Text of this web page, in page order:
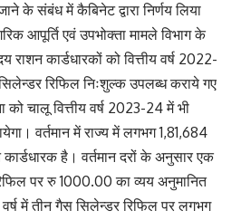
के संबंध में कैबिनेट द्वारा निर्णय लिया
आपूर्ति एवं उपभोक्ता मामले विभाग के
राशन कार्डधारकों को वित्तीय वर्ष 2022-
रिफिल निःशुल्क उपलब्ध कराये गए
चालू वित्तीय वर्ष 2023-24 में भी
वर्तमान में राज्य में लगभग 1,81,684
कार्डधारक है। वर्तमान दरों के अनुसार एक
पर रु 1000.00 का व्यय अनुमानित
में तीन गैस सिलेन्डर रिफिल पर लगभग